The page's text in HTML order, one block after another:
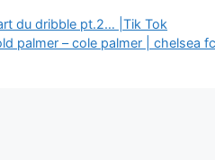
du dribble pt.2… |Tik Tok
palmer – cole palmer | chelsea